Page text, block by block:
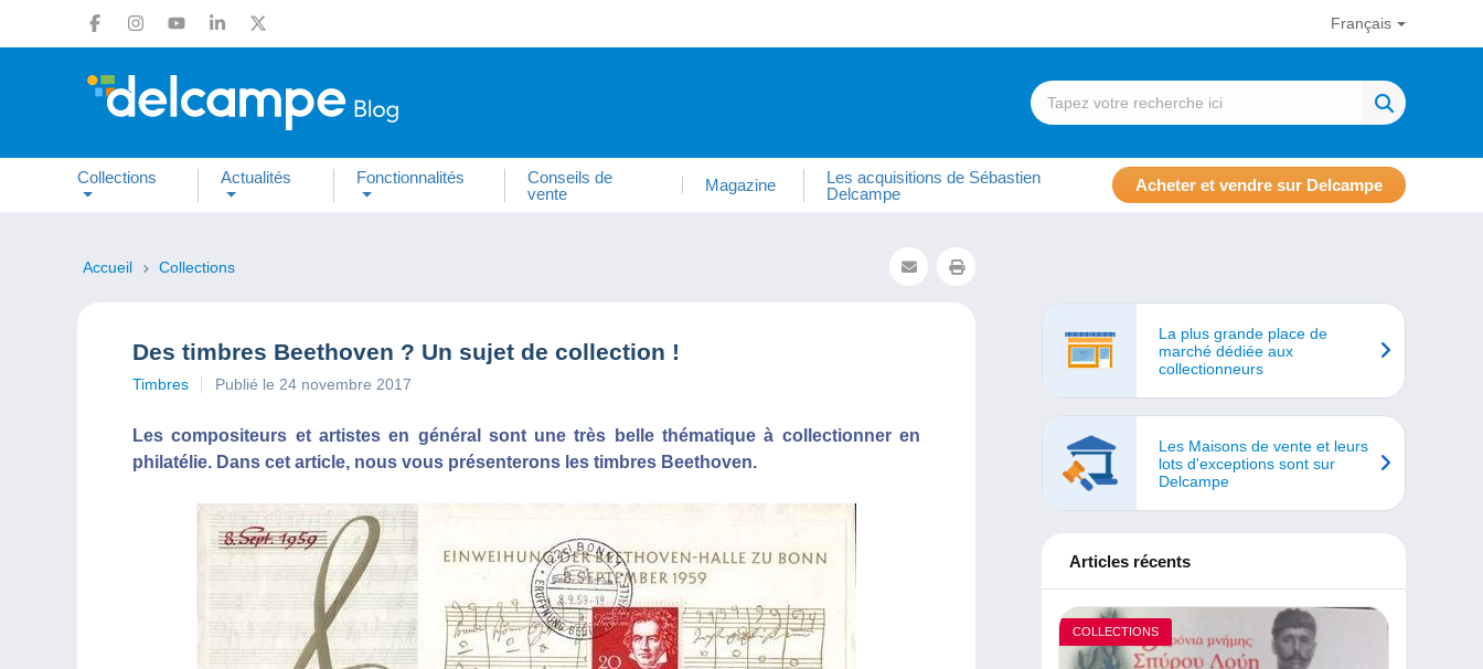
Français
Collections Actualités Fonctionnalités
Conseils de
vente
Magazine
Les acquisitions de Sébastien
Delcampe
Acheter et vendre sur Delcampe
Accueil Collections
Des timbres Beethoven ? Un sujet de collection !
Timbres Publié le 24 novembre 2017
Les compositeurs et artistes en général sont une très belle thématique à collectionner en
philatélie. Dans cet article, nous vous présenterons les timbres Beethoven.
La plus grande place de
marché dédiée aux
collectionneurs
Les Maisons de vente et leurs
lots d'exceptions sont sur
Delcampe
Articles récents
COLLECTIONS